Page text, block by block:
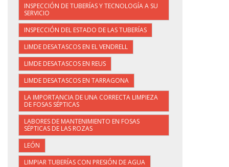
INSPECCIÓN DE TUBERÍAS Y TECNOLOGÍA A SU
SERVICIO
INSPECCIÓN DEL ESTADO DE LAS TUBERÍAS
LIMDE DESATASCOS EN EL VENDRELL
LIMDE DESATASCOS EN REUS
LIMDE DESATASCOS EN TARRAGONA
LA IMPORTANCIA DE UNA CORRECTA LIMPIEZA
DE FOSAS SÉPTICAS
LABORES DE MANTENIMIENTO EN FOSAS
SÉPTICAS DE LAS ROZAS
LEÓN
LIMPIAR TUBERÍAS CON PRESIÓN DE AGUA